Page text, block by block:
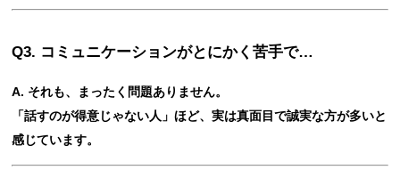
Q3. コミュニケーションがとにかく苦手で…
A. それも、まったく問題ありません。
「話すのが得意じゃない人」ほど、実は真面目で誠実な方が多いと
感じています。